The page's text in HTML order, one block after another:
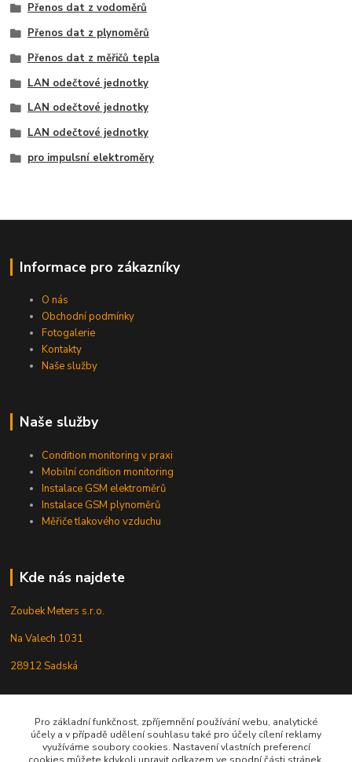
Přenos dat z vodoměrů
Přenos dat z plynoměrů
Přenos dat z měřičů tepla
LAN odečtové jednotky
LAN odečtové jednotky
LAN odečtové jednotky
pro impulsní elektroměry
Informace pro zákazníky
O nás
Obchodní podmínky
Fotogalerie
Kontakty
Naše služby
Naše služby
Condition monitoring v praxi
Mobilní condition monitoring
Instalace GSM elektroměrů
Instalace GSM plynoměrů
Měřiče tlakového vzduchu
Kde nás najdete
Zoubek Meters s.r.o.
Na Valech 1031
28912 Sadská
Kontakty
www.MIKROMARZ.com
Pro základní funkčnost, zpříjemnění používání webu, analytické
účely a v případě udělení souhlasu také pro účely cílení reklamy
využíváme soubory cookies. Nastavení vlastních preferencí